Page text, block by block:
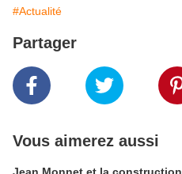
#Actualité
Partager
Vous aimerez aussi